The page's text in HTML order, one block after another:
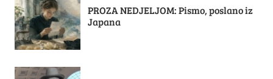
PROZA NEDJELJOM: Pismo, poslano iz
Japana